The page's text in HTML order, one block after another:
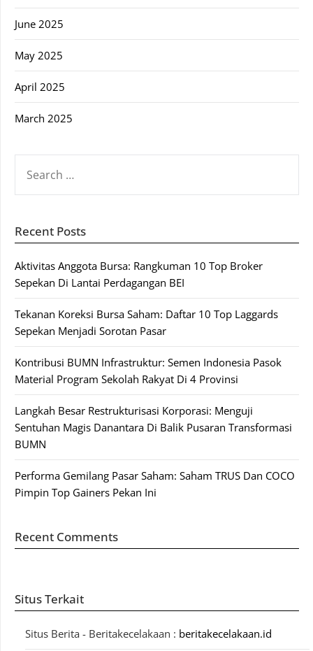
June 2025
May 2025
April 2025
March 2025
FOR:
Recent Posts
Aktivitas Anggota Bursa: Rangkuman 10 Top Broker
Sepekan Di Lantai Perdagangan BEI
Tekanan Koreksi Bursa Saham: Daftar 10 Top Laggards
Sepekan Menjadi Sorotan Pasar
Kontribusi BUMN Infrastruktur: Semen Indonesia Pasok
Material Program Sekolah Rakyat Di 4 Provinsi
Langkah Besar Restrukturisasi Korporasi: Menguji
Sentuhan Magis Danantara Di Balik Pusaran Transformasi
BUMN
Performa Gemilang Pasar Saham: Saham TRUS Dan COCO
Pimpin Top Gainers Pekan Ini
Recent Comments
Situs Terkait
Situs Berita - Beritakecelakaan : beritakecelakaan.id